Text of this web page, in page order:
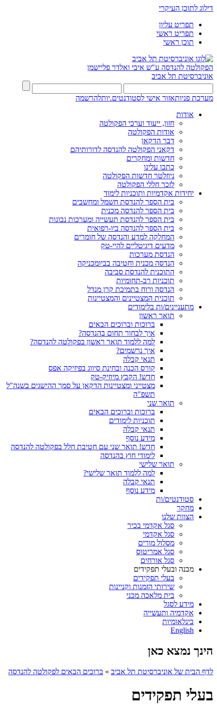
דילוג לתוכן העיקרי
תפריט עליון
תפריט ראשי
תוכן ראשי
הפקולטה להנדסה ע"ש איבי ואלדר פליישמן
אוניברסיטת תל אביב
מערכת פניותאזור אישי לסטודנטים.יותלהרשמה
אודות
חזון, ייעוד וערכי הפקולטה
אודות הפקולטה
דבר הדקאן
דקאני הפקולטה להנדסה לדורותיהם
חדשות ומחקרים
כתבו עלינו
ניוזלטר חדשות הפקולטה
לזכר חללי הפקולטה
יחידות אקדמיות ותוכניות לימוד
בית הספר להנדסת חשמל ומחשבים
בית הספר להנדסה מכנית
בית הספר להנדסת תעשייה ומערכות נבונות
בית הספר להנדסה ביו-רפואית
המחלקה למדע והנדסה של חומרים
מדעים דיגיטליים להיי-טק
הנדסת מערכות
הנדסה מכנית וחטיבה בביומכניקה
התוכנית להנדסת סביבה
תוכניות רב-תחומיות
הנדסה ורוח בתמיכת קרן מנדל
תוכנית המצטיינים והמצטיינות
מתעניינים/ות בלימודים
תואר ראשון
ברוכות וברוכים הבאים
איך לבחור תחום בהנדסה?
למה ללמוד תואר ראשון בפקולטה להנדסה?
איך נרשמים?
תנאי קבלה
קורס הכנה ובחינת סיווג בפיזיקה אפס
חדש! הקבץ מיוזיק-טק
מצטייני ומצטיינות הדקאן על סמך ההישגים בשנה"ל
תשפ"ה
תואר שני
ברוכות וברוכים הבאים
תוכניות לימודים
תנאי קבלה
מידע נוסף
חדש! תואר שני עם חטיבת חלל בפקולטה להנדסה
לימודי חוץ בהנדסה
תואר שלישי
למה ללמוד תואר שלישי?
תנאי קבלה
מידע נוסף
סטודנטים/ות
מחקר
הצוות שלנו
סגל אקדמי בכיר
סגל אקדמי
מסלול מורים
סגל אמריטוס
סגל אורחים
מבנה ובעלי תפקידים
בעלי תפקידים
שירותי הזמנות וקניינות
בית מלאכה מכני
מידע לסגל
אקדמיה ותעשייה
בינלאומיות
English
הינך נמצא כאן
לדף הבית של אוניברסיטת תל אביב » ברוכים הבאים לפקולטה להנדסה
בעלי תפקידים